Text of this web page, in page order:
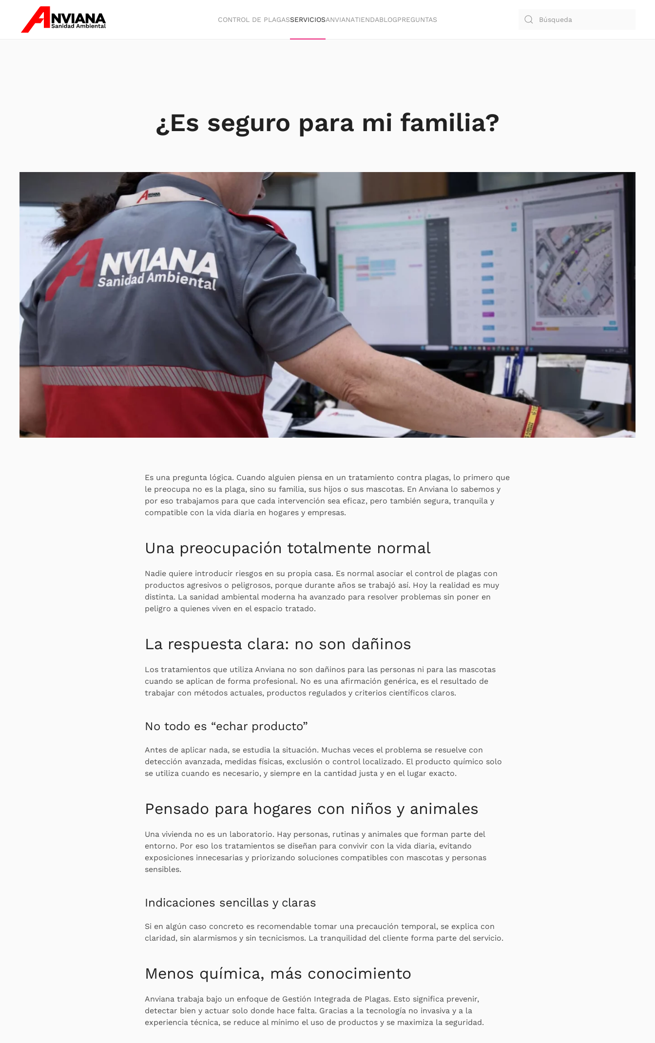
Skip to main content
CONTROL DE PLAGASSERVICIOSANVIANATIENDABLOGPREGUNTAS
¿Es seguro para mi familia?
Es una pregunta lógica. Cuando alguien piensa en un tratamiento contra plagas, lo primero que
le preocupa no es la plaga, sino su familia, sus hijos o sus mascotas. En Anviana lo sabemos y
por eso trabajamos para que cada intervención sea eficaz, pero también segura, tranquila y
compatible con la vida diaria en hogares y empresas.
Una preocupación totalmente normal
Nadie quiere introducir riesgos en su propia casa. Es normal asociar el control de plagas con
productos agresivos o peligrosos, porque durante años se trabajó así. Hoy la realidad es muy
distinta. La sanidad ambiental moderna ha avanzado para resolver problemas sin poner en
peligro a quienes viven en el espacio tratado.
La respuesta clara: no son dañinos
Los tratamientos que utiliza Anviana no son dañinos para las personas ni para las mascotas
cuando se aplican de forma profesional. No es una afirmación genérica, es el resultado de
trabajar con métodos actuales, productos regulados y criterios científicos claros.
No todo es “echar producto”
Antes de aplicar nada, se estudia la situación. Muchas veces el problema se resuelve con
detección avanzada, medidas físicas, exclusión o control localizado. El producto químico solo
se utiliza cuando es necesario, y siempre en la cantidad justa y en el lugar exacto.
Pensado para hogares con niños y animales
Una vivienda no es un laboratorio. Hay personas, rutinas y animales que forman parte del
entorno. Por eso los tratamientos se diseñan para convivir con la vida diaria, evitando
exposiciones innecesarias y priorizando soluciones compatibles con mascotas y personas
sensibles.
Indicaciones sencillas y claras
Si en algún caso concreto es recomendable tomar una precaución temporal, se explica con
claridad, sin alarmismos y sin tecnicismos. La tranquilidad del cliente forma parte del servicio.
Menos química, más conocimiento
Anviana trabaja bajo un enfoque de Gestión Integrada de Plagas. Esto significa prevenir,
detectar bien y actuar solo donde hace falta. Gracias a la tecnología no invasiva y a la
experiencia técnica, se reduce al mínimo el uso de productos y se maximiza la seguridad.